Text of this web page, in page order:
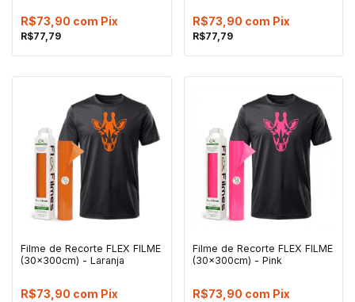
R$77,79
R$73,90 com Pix
R$77,79
R$73,90 com Pix
Filme de Recorte FLEX FILME
(30x300cm) - Laranja
R$73,90 com Pix
Filme de Recorte FLEX FILME
(30x300cm) - Pink
R$73,90 com Pix